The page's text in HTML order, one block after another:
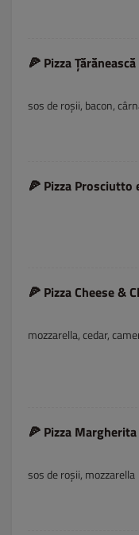
🍕 Pizza
sos de roșii, bacon,
🍕 Pizza Prosciutto
🍕 Pizza Cheese &
mozzarella, cedar,
🍕 Pizza
sos de roșii, mozzarella